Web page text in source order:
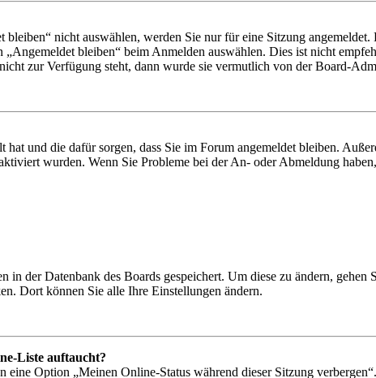
nicht auswählen, werden Sie nur für eine Sitzung
bleiben“ beim Anmelden auswählen. Dies ist nicht
zur Verfügung steht, dann wurde sie vermutlich von der Board-
und die dafür sorgen, dass Sie im Forum angemeldet bleiben.
wurden. Wenn Sie Probleme bei der An- oder Abmeldung
in der Datenbank des Boards gespeichert. Um diese zu ändern,
Dort können Sie alle Ihre Einstellungen ändern.
Liste auftaucht?
Option „Meinen Online-Status während dieser Sitzung